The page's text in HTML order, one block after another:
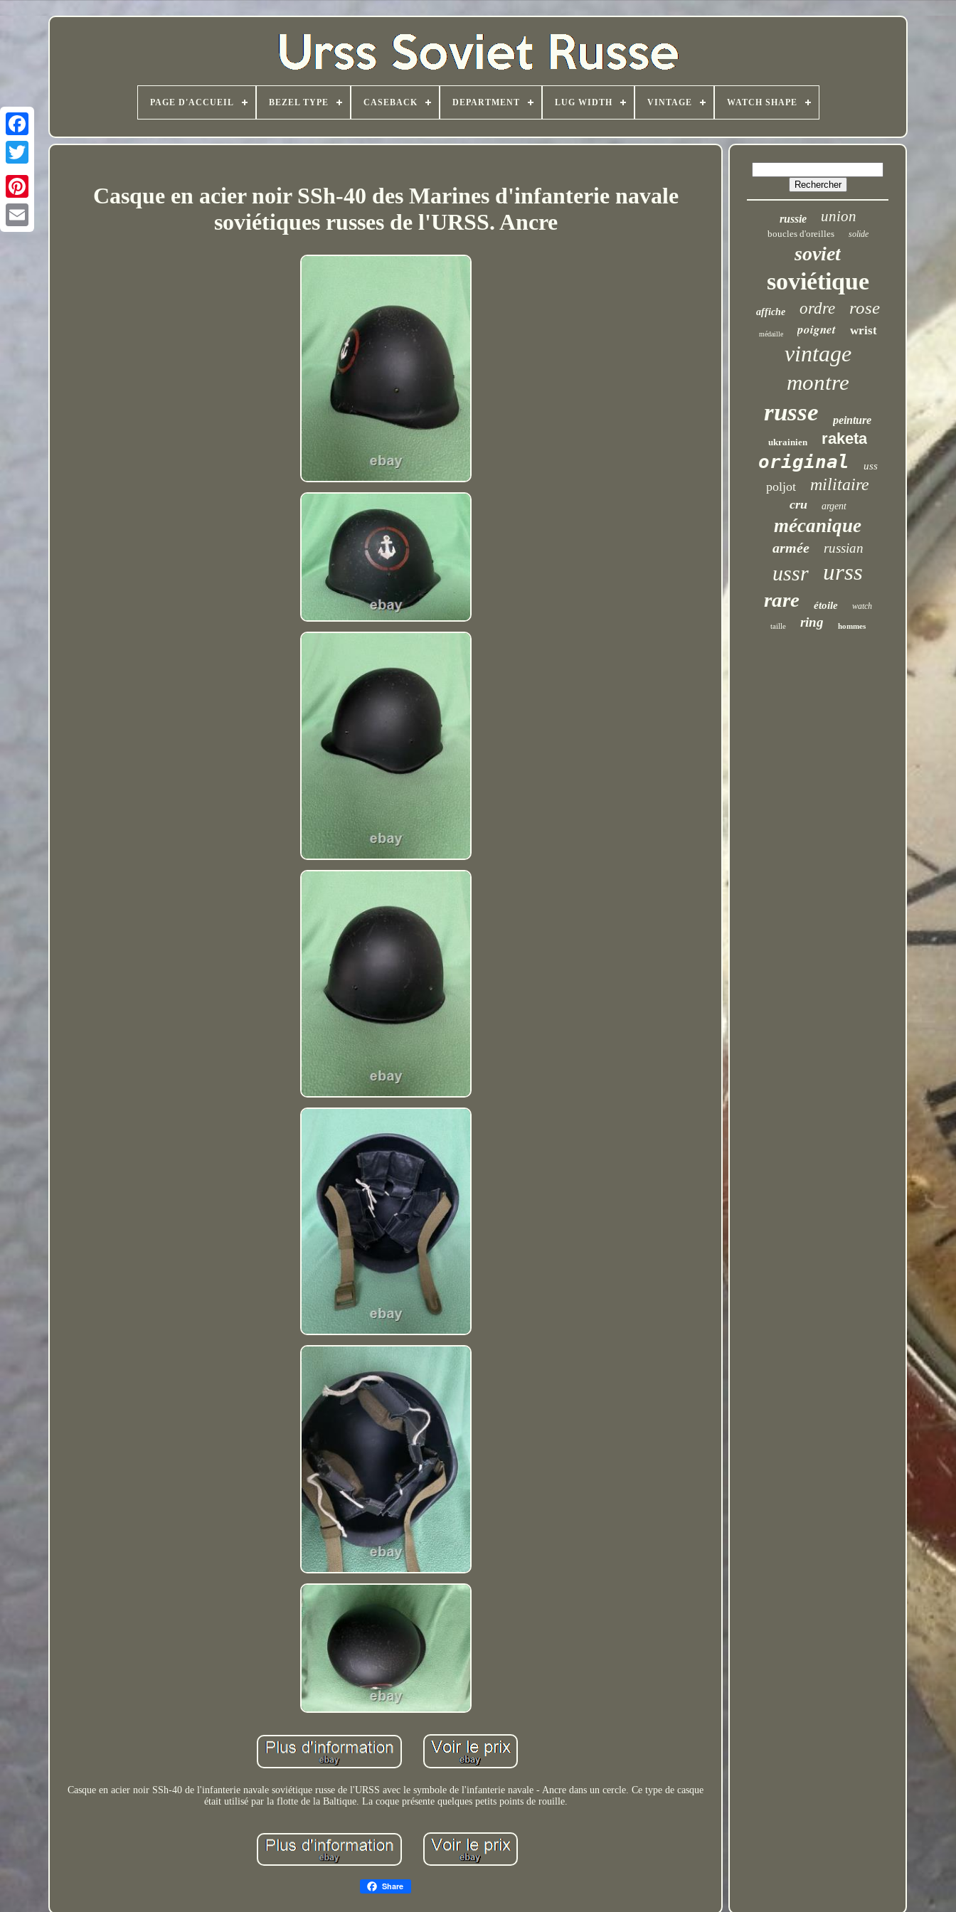
PAGE D'ACCUEIL BEZEL TYPE CASEBACK DEPARTMENT LUG WIDTH VINTAGE WATCH SHAPE
Casque en acier noir SSh-40 des Marines d'infanterie navale
soviétiques russes de l'URSS. Ancre
Casque en acier noir SSh-40 de l'infanterie navale soviétique russe de l'URSS avec le symbole de l'infanterie navale - Ancre dans un cercle. Ce type de casque
était utilisé par la flotte de la Baltique. La coque présente quelques petits points de rouille.
Share
russie union
boucles d'oreilles solide
soviet
soviétique
affiche ordre rose
médaille poignet wrist
vintage
montre
russe peinture
ukrainien raketa
original uss
poljot militaire
cru argent
mécanique
armée russian
ussr urss
rare étoile watch
taille ring hommes